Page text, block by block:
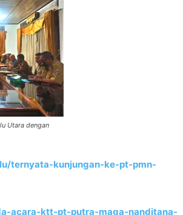
Utara dengan
ternyata-kunjungan-ke-pt-pmn-
acara-ktt-pt-putra-maga-nanditana-